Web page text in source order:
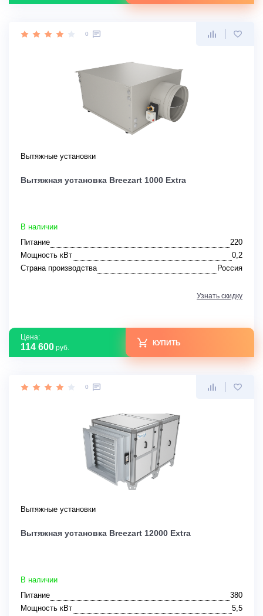
0
Вытяжные установки
Вытяжная установка Breezart 1000 Extra
В наличии
Питание
220
Мощность кВт
0,2
Страна производства
Россия
Узнать скидку
Цена:
114 600 руб.
КУПИТЬ
0
Вытяжные установки
Вытяжная установка Breezart 12000 Extra
В наличии
Питание
380
Мощность кВт
5,5